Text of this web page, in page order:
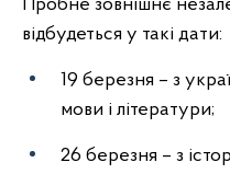
Пробне зовнішнє
відбудеться у такі дати:
19 березня – з
мови і літератури;
26 березня – з